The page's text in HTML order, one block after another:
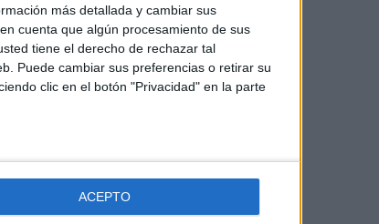
más detallada y cambiar sus
cuenta que algún procesamiento de sus
tiene el derecho de rechazar tal
Puede cambiar sus preferencias o retirar su
clic en el botón "Privacidad" en la parte
ACEPTO
la
y aprender
Un
la extrema